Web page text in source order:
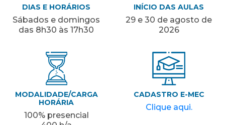
DIAS E HORÁRIOS
Sábados e domingos
das 8h30 às 17h30
INÍCIO DAS AULAS
29 e 30 de agosto de
2026
MODALIDADE/CARGA
HORÁRIA
100% presencial
CADASTRO E-MEC
Clique aqui.